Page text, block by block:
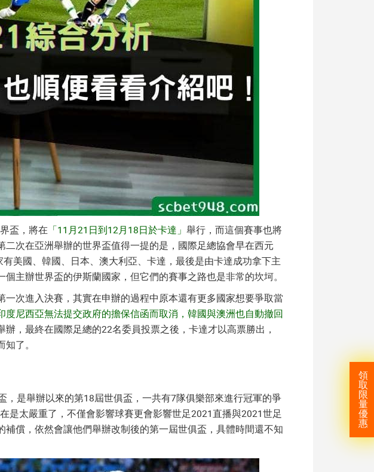
領
取
限
量
優
惠
盃，將在 「11月21日到12月18日於卡達」 舉行，而這個賽事也將
二次在亞洲舉辦的世界盃值得一提的是，國際足總協會早在西元
美國、韓國、日本、澳大利亞、卡達，最後是由卡達成功拿下主
主辦世界盃的伊斯蘭國家，但它們的賽事之路也是非常的坎坷。
次進入決賽，其實在申辦的過程中原本還有更多國家想要爭取當
尼西亞無法提交政府的擔保信函而取消，韓國與澳洲也自動撤回
，最終在國際足總的22名委員投票之後，卡達才以高票勝出，
了。
是舉辦以來的第18屆世俱盃，一共有7隊俱樂部來進行冠軍的爭
是太嚴重了，不僅會影響球賽更會影響世足2021直播與2021世足
償，依然會讓他們舉辦改制後的第一屆世俱盃，具體時間還不知